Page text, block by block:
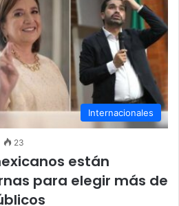
Internacionales
23
están
para elegir más de